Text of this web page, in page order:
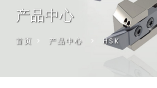
产品中心
首页 > 产品中心 > HSK